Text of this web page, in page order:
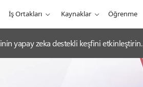
İş Ortakları Kaynaklar Öğrenme
yapay zeka destekli keşfini etkinleştirin.